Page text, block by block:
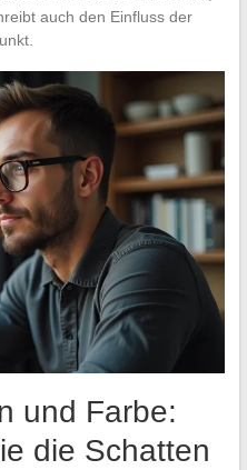
auch den Einfluss der
und Farbe:
die Schatten